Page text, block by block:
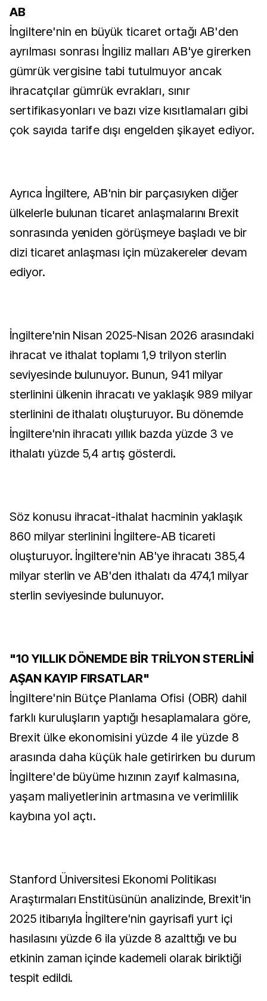
AB
İngiltere'nin en büyük ticaret ortağı AB'den
ayrılması sonrası İngiliz malları AB'ye girerken
gümrük vergisine tabi tutulmuyor ancak
ihracatçılar gümrük evrakları, sınır
sertifikasyonları ve bazı vize kısıtlamaları gibi
çok sayıda tarife dışı engelden şikayet ediyor.
Ayrıca İngiltere, AB'nin bir parçasıyken diğer
ülkelerle bulunan ticaret anlaşmalarını Brexit
sonrasında yeniden görüşmeye başladı ve bir
dizi ticaret anlaşması için müzakereler devam
ediyor.
İngiltere'nin Nisan 2025-Nisan 2026 arasındaki
ihracat ve ithalat toplamı 1,9 trilyon sterlin
seviyesinde bulunuyor. Bunun, 941 milyar
sterlinini ülkenin ihracatı ve yaklaşık 989 milyar
sterlinini de ithalatı oluşturuyor. Bu dönemde
İngiltere'nin ihracatı yıllık bazda yüzde 3 ve
ithalatı yüzde 5,4 artış gösterdi.
Söz konusu ihracat-ithalat hacminin yaklaşık
860 milyar sterlinini İngiltere-AB ticareti
oluşturuyor. İngiltere'nin AB'ye ihracatı 385,4
milyar sterlin ve AB'den ithalatı da 474,1 milyar
sterlin seviyesinde bulunuyor.
"10 YILLIK DÖNEMDE BİR TRİLYON STERLİNİ
AŞAN KAYIP FIRSATLAR"
İngiltere'nin Bütçe Planlama Ofisi (OBR) dahil
farklı kuruluşların yaptığı hesaplamalara göre,
Brexit ülke ekonomisini yüzde 4 ile yüzde 8
arasında daha küçük hale getirirken bu durum
İngiltere'de büyüme hızının zayıf kalmasına,
yaşam maliyetlerinin artmasına ve verimlilik
kaybına yol açtı.
Stanford Üniversitesi Ekonomi Politikası
Araştırmaları Enstitüsünün analizinde, Brexit'in
2025 itibarıyla İngiltere'nin gayrisafi yurt içi
hasılasını yüzde 6 ila yüzde 8 azalttığı ve bu
etkinin zaman içinde kademeli olarak biriktiği
tespit edildi.